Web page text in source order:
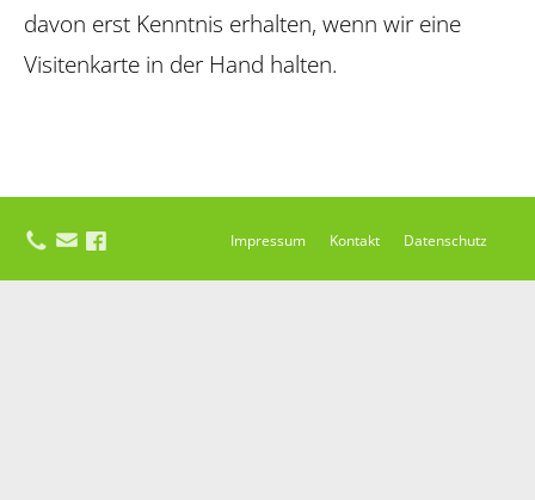
davon erst Kenntnis erhalten, wenn wir eine
Visitenkarte in der Hand halten.
Impressum Kontakt Datenschutz